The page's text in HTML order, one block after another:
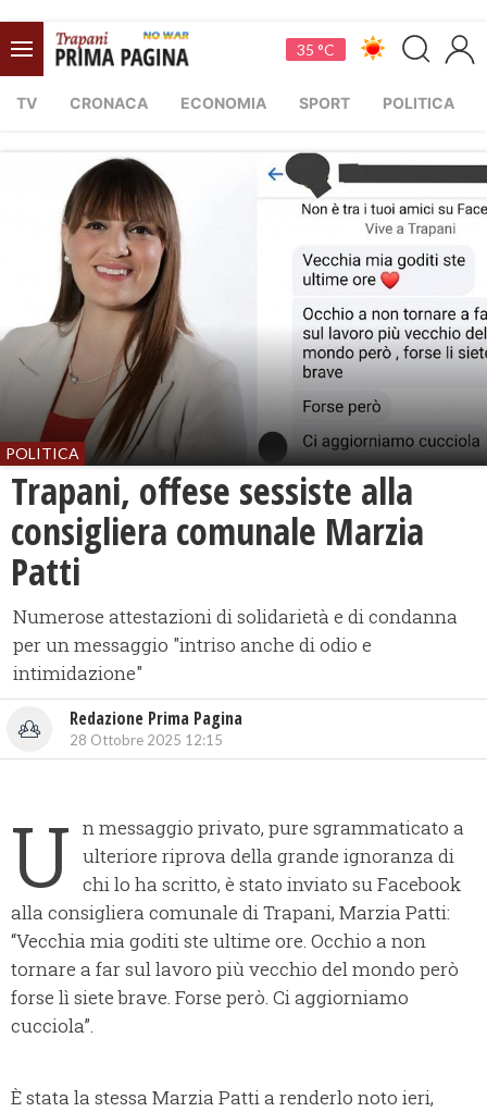
35 °C
TV CRONACA ECONOMIA SPORT POLITICA
POLITICA
​Trapani, offese sessiste alla
consigliera comunale Marzia
Patti
Numerose attestazioni di solidarietà e di condanna
per un messaggio "intriso anche di odio e
intimidazione"
Redazione Prima Pagina
28 Ottobre 2025 12:15
U n messaggio privato, pure sgrammaticato a
ulteriore riprova della grande ignoranza di
chi lo ha scritto, è stato inviato su Facebook
alla consigliera comunale di Trapani, Marzia Patti:
“Vecchia mia goditi ste ultime ore. Occhio a non
tornare a far sul lavoro più vecchio del mondo però
forse lì siete brave. Forse però. Ci aggiorniamo
cucciola”.
È stata la stessa Marzia Patti a renderlo noto ieri,